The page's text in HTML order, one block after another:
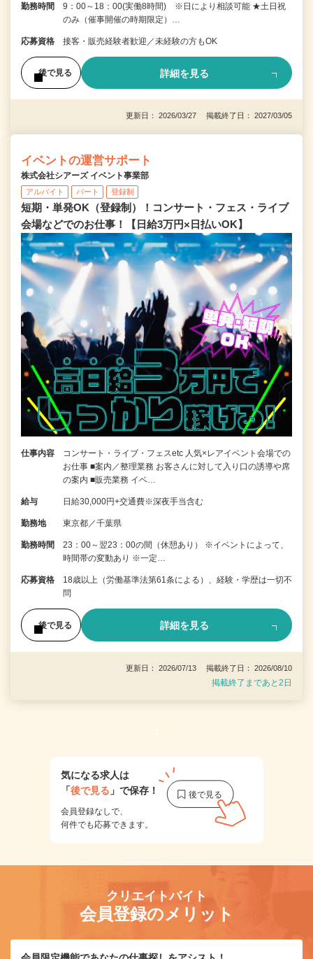
勤務時間
9：00～18：00(実働8時間) ※日により相談可能 ★土日祝
のみ（催事開催の時期限定）…
応募資格 接客・販売経験者歓迎／未経験の方もOK
後で見る 詳細を見る
更新日： 2026/03/27 掲載終了日： 2027/03/05
イベントの運営サポート
株式会社シアーズ イベント事業部
アルバイト パート 登録制
短期・単発OK（登録制）！コンサート・フェス・ライブ
会場などでのお仕事！【日給3万円×日払いOK】
仕事内容
コンサート・ライブ・フェスetc 人気×レアイベント会場での
お仕事 ■案内／整理業務 お客さんに対して入り口の誘導や席
の案内 ■販売業務 イベ…
給与 日給30,000円+交通費※深夜手当含む
勤務地 東京都／千葉県
勤務時間
23：00～翌23：00の間（休憩あり） ※イベントによって、
時間帯の変動あり ※一定…
応募資格
18歳以上（労働基準法第61条による）、経験・学歴は一切不
問
後で見る 詳細を見る
更新日： 2026/07/13 掲載終了日： 2026/08/10
掲載終了まであと2日
1
気になる求人は
「後で見る 」で保存！
会員登録なしで、
何件でも応募できます。
クリエイトバイト
会員登録のメリット